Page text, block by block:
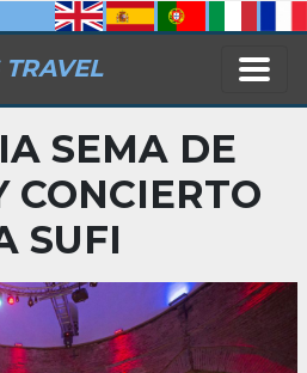
SEMA DE
CONCIERTO
SUFI